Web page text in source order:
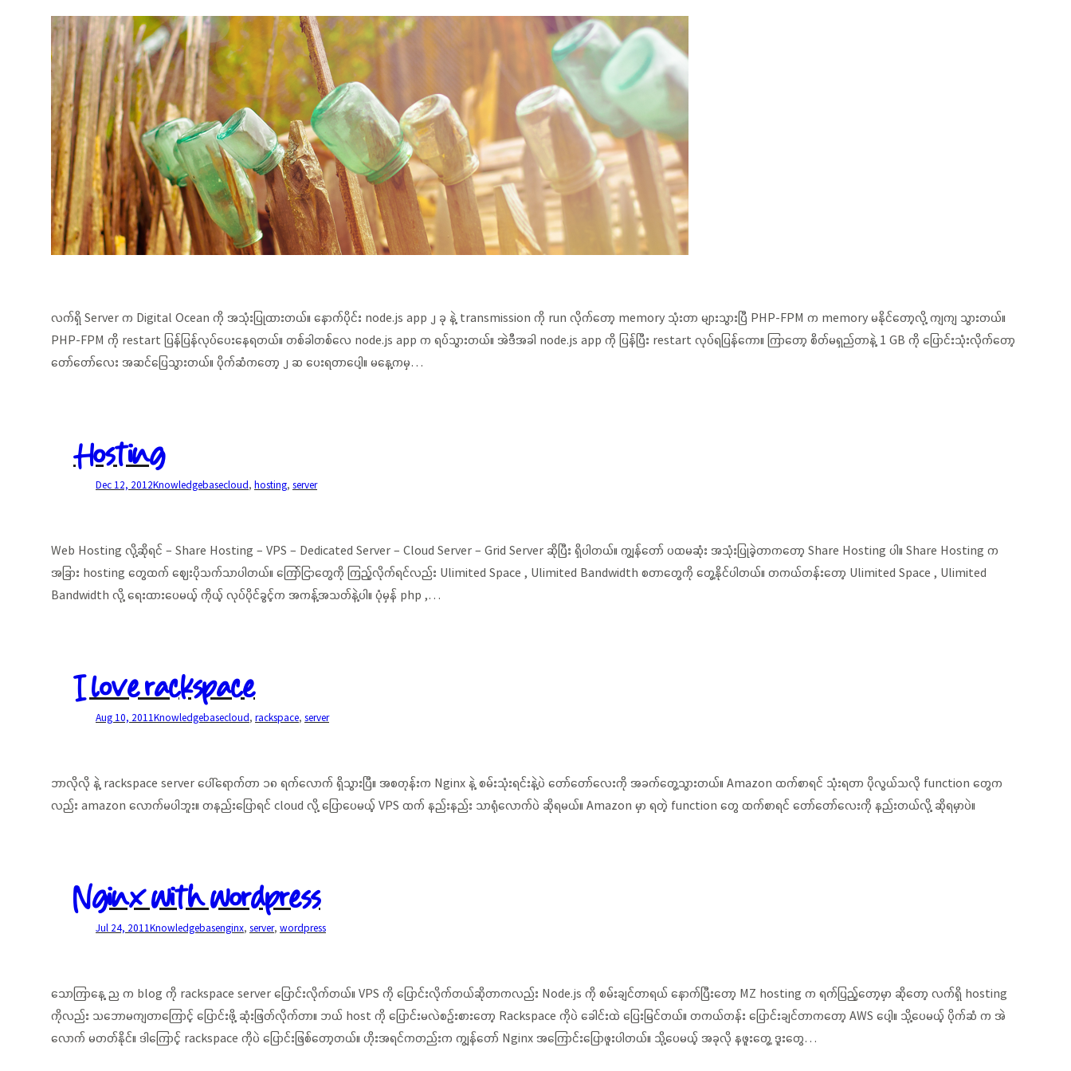
လက်ရှိ Server က Digital Ocean ကို အသုံးပြုထားတယ်။ နောက်ပိုင်း node.js app ၂ ခု နဲ့ transmission ကို run လိုက်တော့ memory သုံးတာ များသွားပြီ PHP-FPM က memory မနိုင်တော့လို့ ကျကျ သွားတယ်။
PHP-FPM ကို restart ပြန်ပြန်လုပ်ပေးနေရတယ်။ တစ်ခါတစ်လေ node.js app က ရပ်သွားတယ်။ အဲဒီအခါ node.js app ကို ပြန်ပြီး restart လုပ်ရပြန်ကော။ ကြာတော့ စိတ်မရှည်တာနဲ့ 1 GB ကို ပြောင်းသုံးလိုက်တော့
တော်တော်လေး အဆင်ပြေသွားတယ်။ ပိုက်ဆံကတော့ ၂ ဆ ပေးရတာပေါ့။ မနေ့ကမှ…
Hosting
Dec 12, 2012Knowledgebasecloud, hosting, server
Web Hosting လို့ဆိုရင် – Share Hosting – VPS – Dedicated Server – Cloud Server – Grid Server ဆိုပြီး ရှိပါတယ်။ ကျွန်တော် ပထမဆုံး အသုံးပြုခဲ့တာကတော့ Share Hosting ပါ။ Share Hosting က
အခြား hosting တွေထက် ဈေးပိုသက်သာပါတယ်။ ကြော်ငြာတွေကို ကြည့်လိုက်ရင်လည်း Ulimited Space , Ulimited Bandwidth စတာတွေကို တွေ့နိုင်ပါတယ်။ တကယ်တန်းတော့ Ulimited Space , Ulimited
Bandwidth လို့ ရေးထားပေမယ့် ကိုယ့် လုပ်ပိုင်ခွင့်က အကန့်အသတ်နဲ့ပါ။ ပုံမှန် php ,…
I love rackspace
Aug 10, 2011Knowledgebasecloud, rackspace, server
ဘာလိုလို နဲ့ rackspace server ပေါ်ရောက်တာ ၁၈ ရက်လောက် ရှိသွားပြီ။ အစတုန်းက Nginx နဲ့ စမ်းသုံးရင်းနဲ့ပဲ တော်တော်လေးကို အခက်တွေ့သွားတယ်။ Amazon ထက်စာရင် သုံးရတာ ပိုလွယ်သလို function တွေက
လည်း amazon လောက်မပါဘူး။ တနည်းပြောရင် cloud လို့ ပြောပေမယ့် VPS ထက် နည်းနည်း သာရုံလောက်ပဲ ဆိုရမယ်။ Amazon မှာ ရတဲ့ function တွေ ထက်စာရင် တော်တော်လေးကို နည်းတယ်လို့ ဆိုရမှာပဲ။
Nginx with wordpress
Jul 24, 2011Knowledgebasenginx, server, wordpress
သောကြာနေ့ ည က blog ကို rackspace server ပြောင်းလိုက်တယ်။ VPS ကို ပြောင်းလိုက်တယ်ဆိုတာကလည်း Node.js ကို စမ်းချင်တာရယ် နောက်ပြီးတော့ MZ hosting က ရက်ပြည့်တော့မှာ ဆိုတော့ လက်ရှိ hosting
ကိုလည်း သဘောမကျတာကြောင့် ပြောင်းဖို့ ဆုံးဖြတ်လိုက်တာ။ ဘယ် host ကို ပြောင်းမလဲစဉ်းစားတော့ Rackspace ကိုပဲ ခေါင်းထဲ ပြေးမြင်တယ်။ တကယ်တန်း ပြောင်းချင်တာကတော့ AWS ပေါ့။ သို့ပေမယ့် ပိုက်ဆံ က အဲ
လောက် မတတ်နိုင်။ ဒါကြောင့် rackspace ကိုပဲ ပြောင်းဖြစ်တော့တယ်။ ဟိုးအရင်ကတည်းက ကျွန်တော် Nginx အကြောင်းပြောဖူးပါတယ်။ သို့ပေမယ့် အခုလို နဖူးတွေ့ ဒူးတွေ…